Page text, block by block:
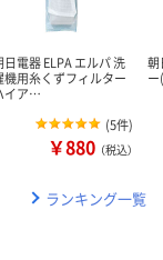
日電器 ELPA エルパ 洗
機用糸くずフィルター
イア…
(5件)
￥880 （税込）
朝
ランキング一覧